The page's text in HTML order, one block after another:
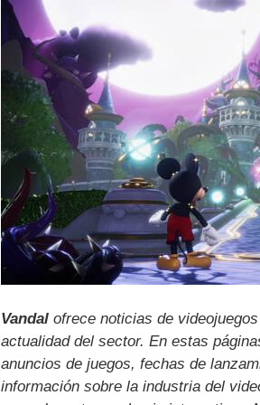
Vandal ofrece noticias de
actualidad del sector. En estas
anuncios de juegos, fechas de
información sobre la industria del